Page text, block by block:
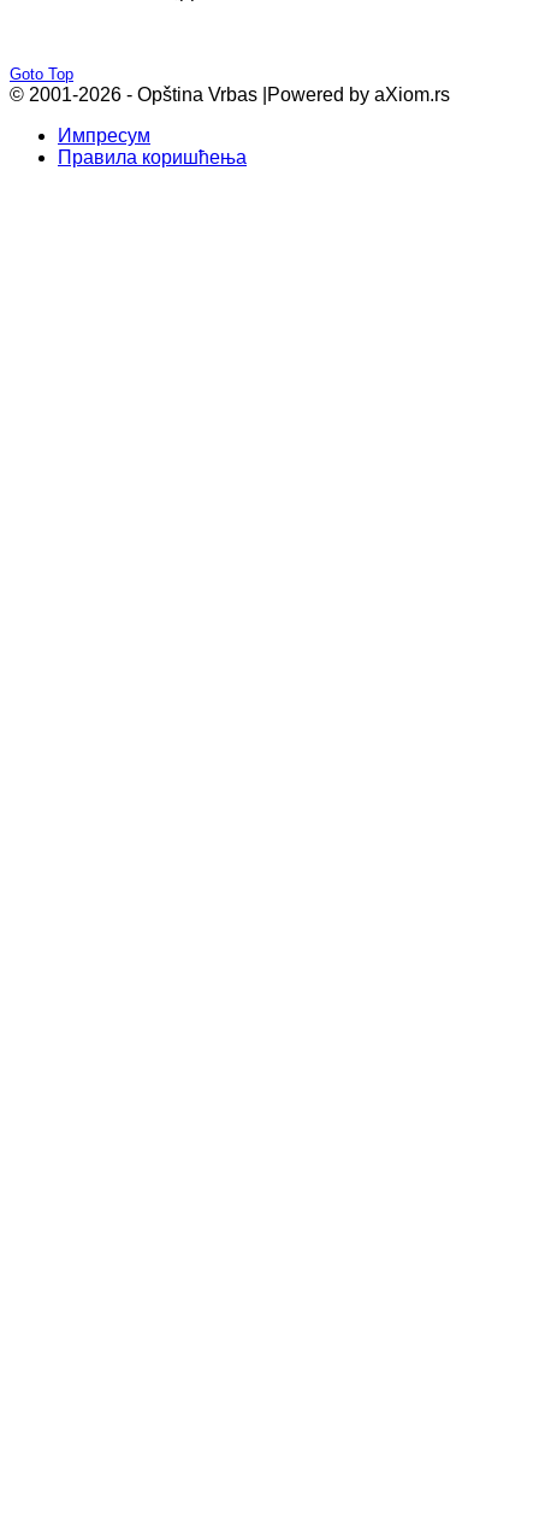
Goto Top
© 2001-2026 - Opština Vrbas | Powered by aXiom.rs
Импресум
Правила коришћења